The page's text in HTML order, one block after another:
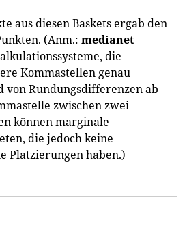
aus diesen Baskets ergab den
(Anm.: medianet
die
Kommastellen genau
von Rundungsdifferenzen ab
zwischen zwei
können marginale
die jedoch keine
Platzierungen haben.)